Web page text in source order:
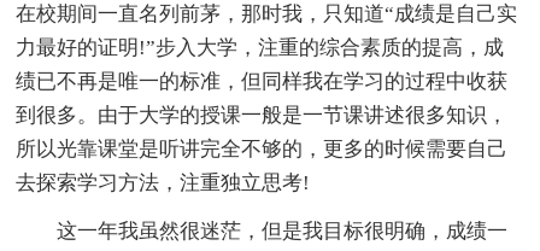
在校期间一直名列前茅，那时我，只知道“成绩是自己实
力最好的证明!”步入大学，注重的综合素质的提高，成
绩已不再是唯一的标准，但同样我在学习的过程中收获
到很多。由于大学的授课一般是一节课讲述很多知识，
所以光靠课堂是听讲完全不够的，更多的时候需要自己
去探索学习方法，注重独立思考!
这一年我虽然很迷茫，但是我目标很明确，成绩一